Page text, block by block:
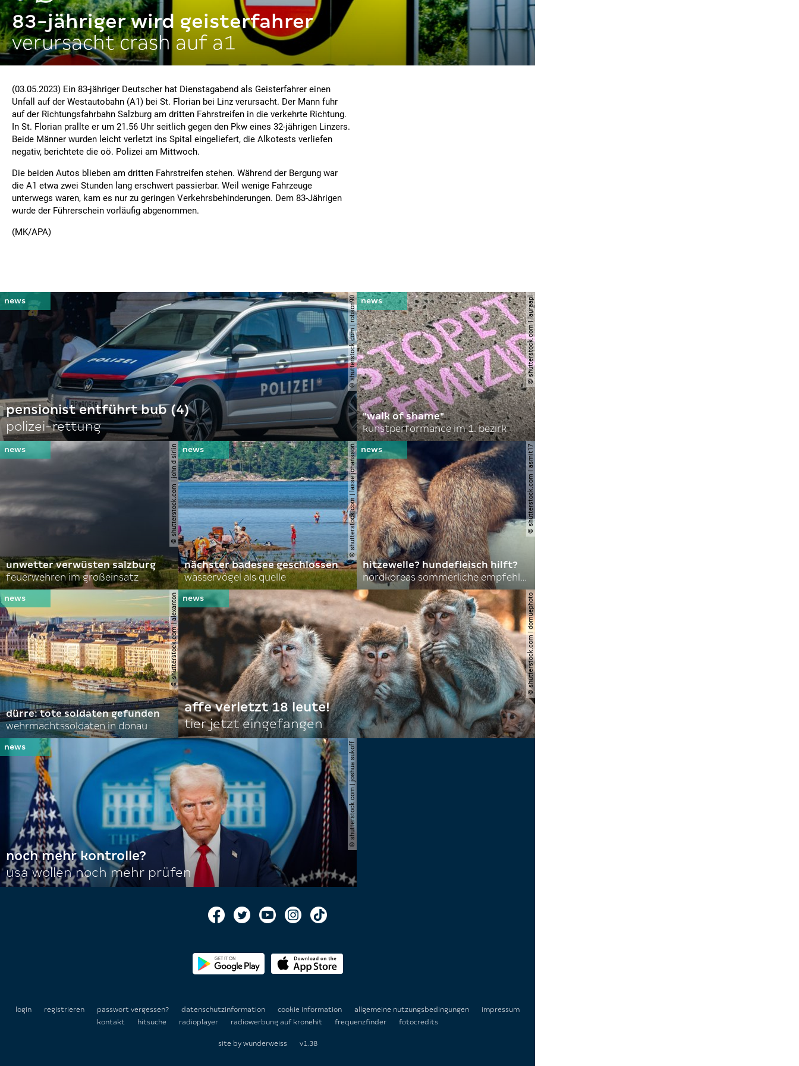
83-jähriger wird geisterfahrer
verursacht crash auf a1
(03.05.2023) Ein 83-jähriger Deutscher hat Dienstagabend als Geisterfahrer einen
Unfall auf der Westautobahn (A1) bei St. Florian bei Linz verursacht. Der Mann fuhr
auf der Richtungsfahrbahn Salzburg am dritten Fahrstreifen in die verkehrte Richtung.
In St. Florian prallte er um 21.56 Uhr seitlich gegen den Pkw eines 32-jährigen Linzers.
Beide Männer wurden leicht verletzt ins Spital eingeliefert, die Alkotests verliefen
negativ, berichtete die oö. Polizei am Mittwoch.
Die beiden Autos blieben am dritten Fahrstreifen stehen. Während der Bergung war
die A1 etwa zwei Stunden lang erschwert passierbar. Weil wenige Fahrzeuge
unterwegs waren, kam es nur zu geringen Verkehrsbehinderungen. Dem 83-Jährigen
wurde der Führerschein vorläufig abgenommen.
(MK/APA)
© shutterstock.com | robson90
pensionist entführt bub (4)
polizei-rettung
© shutterstock.com | lauraapl
"walk of shame"
kunstperformance im 1. bezirk
© shutterstock.com | john d sirlin
unwetter verwüsten salzburg
feuerwehren im großeinsatz
© shutterstock.com | lasse johansson
nächster badesee geschlossen
wasservögel als quelle
© shutterstock.com | asmit17
hitzewelle? hundefleisch hilft?
nordkoreas sommerliche empfehlungen
© shutterstock.com | alexanton
dürre: tote soldaten gefunden
wehrmachtssoldaten in donau
© shutterstock.com | domuephoto
affe verletzt 18 leute!
tier jetzt eingefangen
© shutterstock.com | joshua sukoff
noch mehr kontrolle?
usa wollen noch mehr prüfen
login registrieren passwort vergessen? datenschutzinformation cookie information allgemeine nutzungsbedingungen
impressum
kontakt
hitsuche radioplayer radiowerbung auf kronehit frequenzfinder fotocredits
site by wunderweiss v1.38